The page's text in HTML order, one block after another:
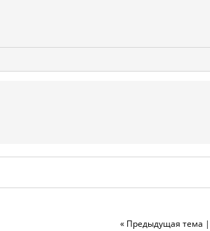
« Предыдущая тема |